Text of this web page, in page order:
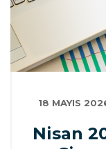
18 MAYIS
Nisan